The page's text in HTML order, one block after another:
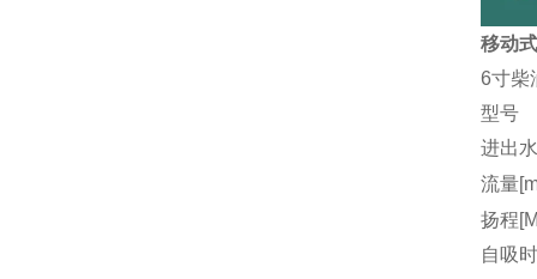
移动
6寸柴
型号
进出
流量
扬程
自吸